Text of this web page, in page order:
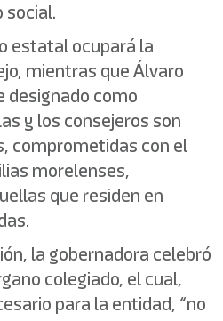
social.
estatal ocupará la
mientras que Álvaro
designado como
y los consejeros son
comprometidas con el
morelenses,
que residen en
la gobernadora celebró
colegiado, el cual,
para la entidad, “no